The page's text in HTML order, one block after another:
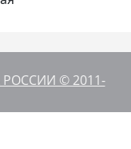
© 2011-